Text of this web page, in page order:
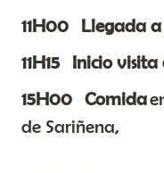
11H00 Llegada
11H15
Inicio visita
15H00 Comida
de Sariñena,